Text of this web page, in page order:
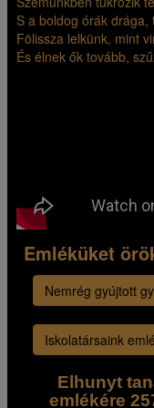
S a boldog órák drága,
Fölissza lelkünk, mint
És élnek ők tovább,
Emléküket
Nemrég gyújtott
Iskolatársaink
Elhunyt
emlékére